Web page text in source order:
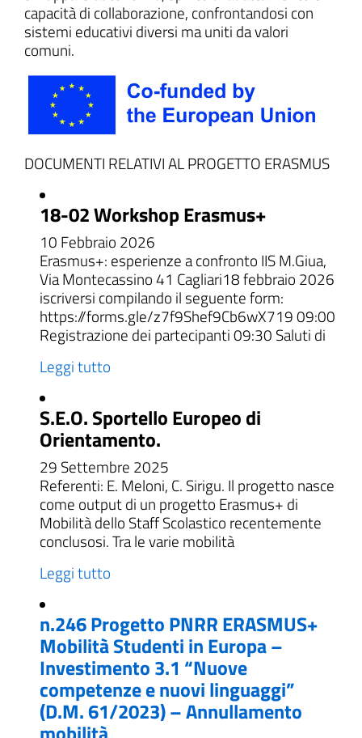
capacità di collaborazione, confrontandosi con
sistemi educativi diversi ma uniti da valori
comuni.
DOCUMENTI RELATIVI AL PROGETTO ERASMUS
18-02 Workshop Erasmus+
10 Febbraio 2026
Erasmus+: esperienze a confronto IIS M.Giua,
Via Montecassino 41 Cagliari18 febbraio 2026
iscriversi compilando il seguente form:
https://forms.gle/z7f9Shef9Cb6wX719 09:00
Registrazione dei partecipanti 09:30 Saluti di
Leggi tutto
S.E.O. Sportello Europeo di
Orientamento.
29 Settembre 2025
Referenti: E. Meloni, C. Sirigu. Il progetto nasce
come output di un progetto Erasmus+ di
Mobilità dello Staff Scolastico recentemente
conclusosi. Tra le varie mobilità
Leggi tutto
n.246 Progetto PNRR ERASMUS+
Mobilità Studenti in Europa –
Investimento 3.1 “Nuove
competenze e nuovi linguaggi”
(D.M. 61/2023) – Annullamento